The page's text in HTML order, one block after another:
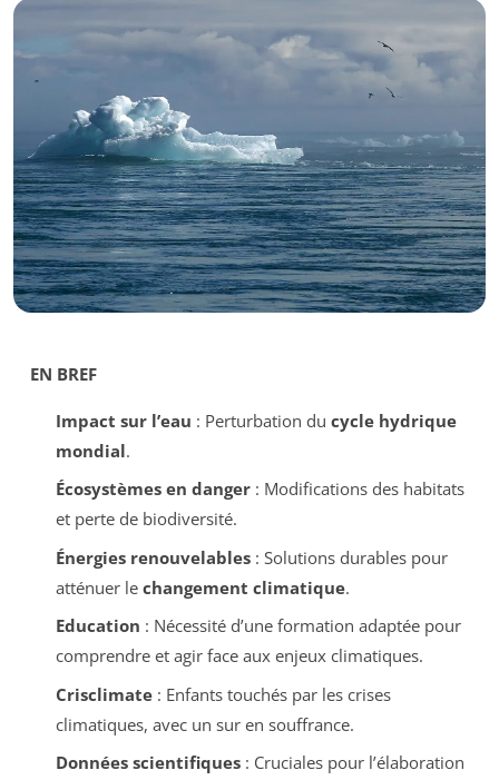
EN BREF
Impact sur l’eau : Perturbation du cycle hydrique
mondial.
Écosystèmes en danger: Modifications des habitats
et perte de biodiversité.
Énergies renouvelables: Solutions durables pour
atténuer le changement climatique.
Education : Nécessité d’une formation adaptée pour
comprendre et agir face aux enjeux climatiques.
Crisclimate: Enfants touchés par les crises
climatiques, avec un sur en souffrance.
Données scientifiques: Cruciales pour l’élaboration